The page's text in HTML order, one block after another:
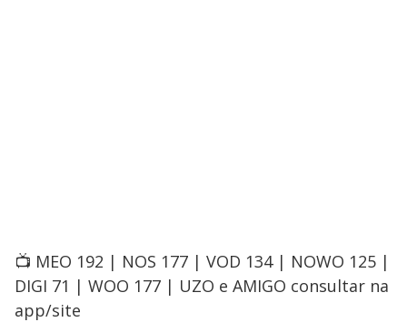
📺 MEO 192 | NOS 177 | VOD 134 | NOWO 125 |
DIGI 71 | WOO 177 | UZO e AMIGO consultar na
app/site